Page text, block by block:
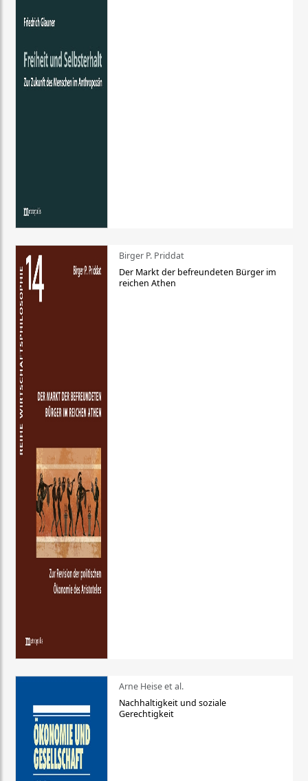
Birger P. Priddat
Der Markt der befreundeten Bürger im
reichen Athen
Arne Heise et al.
Nachhaltigkeit und soziale
Gerechtigkeit